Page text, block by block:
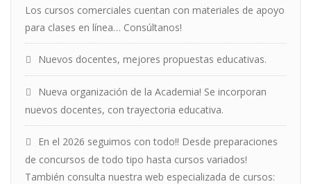
Los cursos comerciales cuentan con materiales de apoyo
para clases en línea… Consúltanos!
Nuevos docentes, mejores propuestas educativas.
Nueva organización de la Academia! Se incorporan
nuevos docentes, con trayectoria educativa.
En el 2026 seguimos con todo!! Desde preparaciones
de concursos de todo tipo hasta cursos variados!
También consulta nuestra web especializada de cursos: